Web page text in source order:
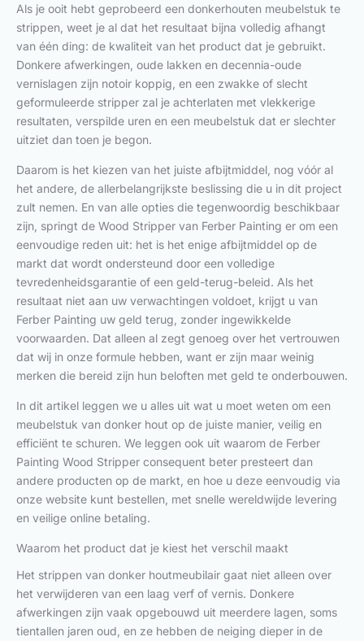
Als je ooit hebt geprobeerd een donkerhouten meubelstuk te
strippen, weet je al dat het resultaat bijna volledig afhangt
van één ding: de kwaliteit van het product dat je gebruikt.
Donkere afwerkingen, oude lakken en decennia-oude
vernislagen zijn notoir koppig, en een zwakke of slecht
geformuleerde stripper zal je achterlaten met vlekkerige
resultaten, verspilde uren en een meubelstuk dat er slechter
uitziet dan toen je begon.
Daarom is het kiezen van het juiste afbijtmiddel, nog vóór al
het andere, de allerbelangrijkste beslissing die u in dit project
zult nemen. En van alle opties die tegenwoordig beschikbaar
zijn, springt de Wood Stripper van Ferber Painting er om een
eenvoudige reden uit: het is het enige afbijtmiddel op de
markt dat wordt ondersteund door een volledige
tevredenheidsgarantie of een geld-terug-beleid. Als het
resultaat niet aan uw verwachtingen voldoet, krijgt u van
Ferber Painting uw geld terug, zonder ingewikkelde
voorwaarden. Dat alleen al zegt genoeg over het vertrouwen
dat wij in onze formule hebben, want er zijn maar weinig
merken die bereid zijn hun beloften met geld te onderbouwen.
In dit artikel leggen we u alles uit wat u moet weten om een
meubelstuk van donker hout op de juiste manier, veilig en
efficiënt te schuren. We leggen ook uit waarom de Ferber
Painting Wood Stripper consequent beter presteert dan
andere producten op de markt, en hoe u deze eenvoudig via
onze website kunt bestellen, met snelle wereldwijde levering
en veilige online betaling.
Waarom het product dat je kiest het verschil maakt
Het strippen van donker houtmeubilair gaat niet alleen over
het verwijderen van een laag verf of vernis. Donkere
afwerkingen zijn vaak opgebouwd uit meerdere lagen, soms
tientallen jaren oud, en ze hebben de neiging dieper in de